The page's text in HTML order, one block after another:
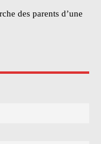
des parents d’une